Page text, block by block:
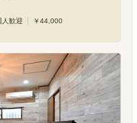
人歓迎 ￥44,000